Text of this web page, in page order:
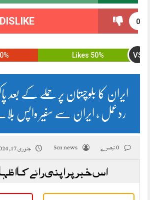
0
DISLIKE
50% Likes VS
ایران کا بلوچستان پر حملے کے بعد
ردعمل ، ایران سے سفیر واپس
5cn news جنوری 17, 2024
اس خبر پر اپنی رائے کا